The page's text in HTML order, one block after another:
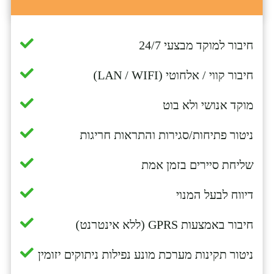
חיבור למוקד מבצעי 24/7
חיבור קווי / אלחוטי (LAN / WIFI)
מוקד אנושי ולא בוט
ניטור פתיחות/סגירות והתראות חריגות
שליחת סיירים בזמן אמת
דיווח לבעל המנוי
חיבור באמצעות GPRS (ללא אינטרנט)
ניטור תקינות מערכת מונע נפילות ניתוקים יזומין